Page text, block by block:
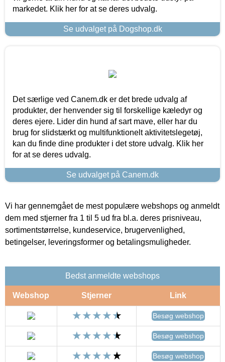
markedet. Klik her for at se deres udvalg.
Se udvalget på Dogshop.dk
Det særlige ved Canem.dk er det brede udvalg af
produkter, der henvender sig til forskellige kæledyr og
deres ejere. Lider din hund af sart mave, eller har du
brug for slidstærkt og multifunktionelt aktivitetslegetøj,
kan du finde dine produkter i det store udvalg. Klik her
for at se deres udvalg.
Se udvalget på Canem.dk
Vi har gennemgået de mest populære webshops og anmeldt
dem med stjerner fra 1 til 5 ud fra bl.a. deres prisniveau,
sortimentstørrelse, kundeservice, brugervenlighed,
betingelser, leveringsformer og betalingsmuligheder.
Bedst anmeldte webshops
Webshop Stjerner Link
Besøg webshop
Besøg webshop
Besøg webshop